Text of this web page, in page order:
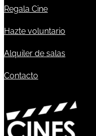
Regala Cine
Hazte voluntario
Alquiler de salas
Contacto